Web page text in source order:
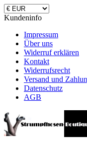
Kundeninfo
Impressum
Über uns
Widerruf erklären
Kontakt
Widerrufsrecht
Versand und
Datenschutz
AGB